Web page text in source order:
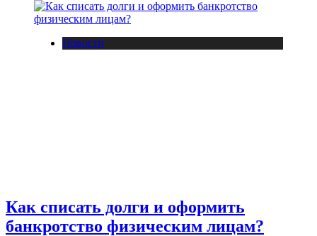
Новости
Как списать долги и оформить
банкротство физическим лицам?